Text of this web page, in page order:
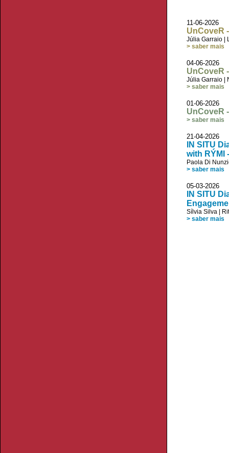
11-06-
UnCoveR
Júlia Garraio
> saber mais
04-06-
UnCoveR
Júlia Garraio
> saber mais
01-06-
UnCoveR
> saber mais
21-04-
IN SITU
with RÝMI
Paola Di
> saber mais
05-03-
IN SITU
Sílvia Silva
> saber mais